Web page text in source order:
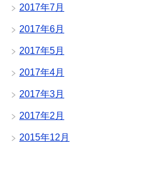
2017年7月
2017年6月
2017年5月
2017年4月
2017年3月
2017年2月
2015年12月